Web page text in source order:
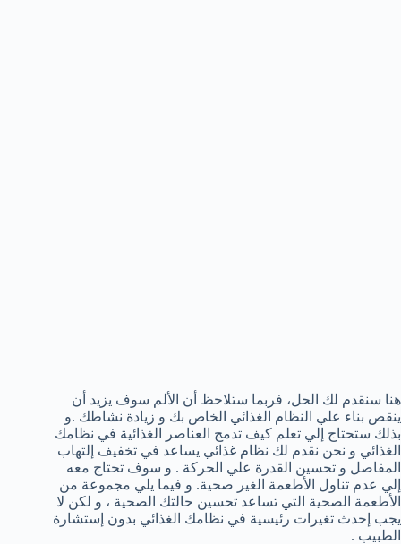
هنا سنقدم لك الحل، فربما ستلاحظ أن الألم سوف يزيد أن
ينقص بناء علي النظام الغذائي الخاص بك و زيادة نشاطك .و
بذلك ستحتاج إلي تعلم كيف تدمج العناصر الغذائية في نظامك
الغذائي و نحن نقدم لك نظام غذائي يساعد في تخفيف إلتهاب
المفاصل و تحسين القدرة علي الحركة . و سوف تحتاج معه
إلي عدم تناول الأطعمة الغير صحية. و فيما يلي مجموعة من
الأطعمة الصحية التي تساعد تحسين حالتك الصحية ، و لكن لا
يجب إحدث تغيرات رئيسية في نظامك الغذائي بدون إستشارة
الطبيب .